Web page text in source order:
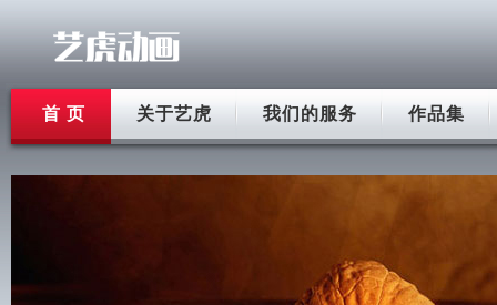
首 页 关于艺虎 我们的服务 作品集